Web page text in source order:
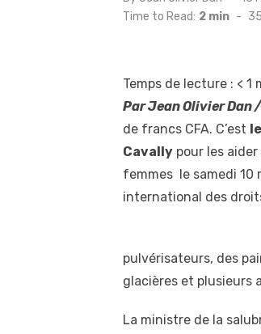
on
Time to Read: 2 min -
Temps de lecture : < 1
Par Jean Olivier Dan /
de francs CFA. C’est
Cavally pour les
femmes le samedi 10
international des
pulvérisateurs, des
glacières et plusieurs
La ministre de la